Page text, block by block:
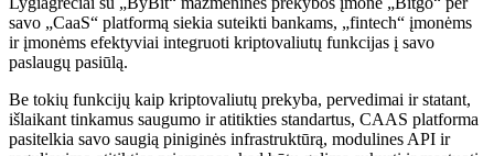
savo „CaaS“ platformą siekia suteikti bankams, „fintech“ įmonėms
ir įmonėms efektyviai integruoti kriptovaliutų funkcijas į savo
paslaugų pasiūlą.
Be tokių funkcijų kaip kriptovaliutų prekyba, pervedimai ir statant,
išlaikant tinkamus saugumo ir atitikties standartus, CAAS platforma
pasitelkia savo saugią piniginės infrastruktūrą, modulines API ir